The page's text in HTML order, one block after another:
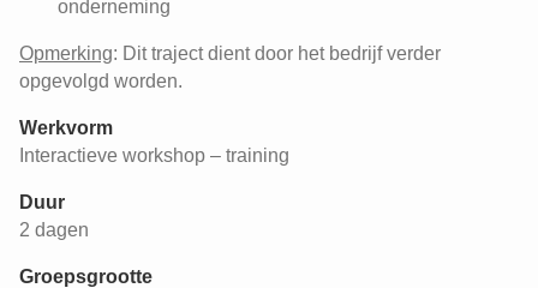
onderneming
Opmerking: Dit traject dient door het bedrijf verder
opgevolgd worden.
Werkvorm
Interactieve workshop – training
Duur
2 dagen
Groepsgrootte